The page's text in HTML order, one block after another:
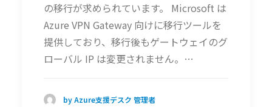
の移行が求められています。 Microsoft は
Azure VPN Gateway 向けに移行ツールを
提供しており、移行後もゲートウェイのグ
ローバル IP は変更されません。…
by Azure支援デスク 管理者